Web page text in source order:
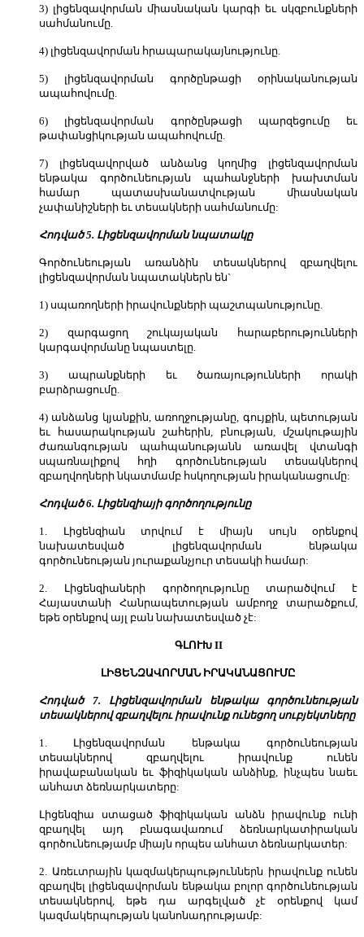
3) լիցենզավորման միասնական կարգի եւ սկզբունքների
սահմանումը.
4) լիցենզավորման հրապարակայնությունը.
5) լիցենզավորման գործընթացի օրինականության
ապահովումը.
6) լիցենզավորման գործընթացի պարզեցումը եւ
թափանցիկության ապահովումը.
7) լիցենզավորված անձանց կողմից լիցենզավորման
ենթակա գործունեության պահանջների խախտման
համար պատասխանատվության միասնական
չափանիշների եւ տեսակների սահմանումը:
Հոդված 5. Լիցենզավորման նպատակը
Գործունեության առանձին տեսակներով զբաղվելու
լիցենզավորման նպատակներն են`
1) սպառողների իրավունքների պաշտպանությունը.
2) զարգացող շուկայական հարաբերությունների
կարգավորմանը նպաստելը.
3) ապրանքների եւ ծառայությունների որակի
բարձրացումը.
4) անձանց կյանքին, առողջությանը, գույքին, պետության
եւ հասարակության շահերին, բնության, մշակութային
ժառանգության պահպանությանն առավել վտանգի
սպառնալիքով հղի գործունեության տեսակներով
զբաղվողների նկատմամբ հսկողության իրականացումը:
Հոդված 6. Լիցենզիայի գործողությունը
1. Լիցենզիան տրվում է միայն սույն օրենքով
նախատեսված լիցենզավորման ենթակա
գործունեության յուրաքանչյուր տեսակի համար:
2. Լիցենզիաների գործողությունը տարածվում է
Հայաստանի Հանրապետության ամբողջ տարածքում,
եթե օրենքով այլ բան նախատեսված չէ:
ԳԼՈՒԽ II
ԼԻՑԵՆԶԱՎՈՐՄԱՆ ԻՐԱԿԱՆԱՑՈՒՄԸ
Հոդված 7. Լիցենզավորման ենթակա գործունեության
տեսակներով զբաղվելու իրավունք ունեցող սուբյեկտները
1. Լիցենզավորման ենթակա գործունեության
տեսակներով զբաղվելու իրավունք ունեն
իրավաբանական եւ ֆիզիկական անձինք, ինչպես նաեւ
անհատ ձեռնարկատերը:
Լիցենզիա ստացած ֆիզիկական անձն իրավունք ունի
զբաղվել այդ բնագավառում ձեռնարկատիրական
գործունեությամբ միայն որպես անհատ ձեռնարկատեր:
2. Առեւտրային կազմակերպություններն իրավունք ունեն
զբաղվել լիցենզավորման ենթակա բոլոր գործունեության
տեսակներով, եթե դա արգելված չէ օրենքով կամ
կազմակերպության կանոնադրությամբ: